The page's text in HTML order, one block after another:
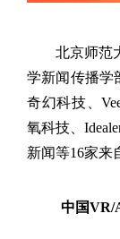
北京师范
学新闻传播学
奇幻科技、
氧科技、
新闻等16家来
中国VR/